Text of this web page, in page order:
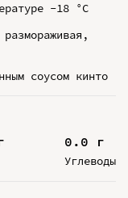
-18 °C
соусом кинто
0.0 г
Углеводы